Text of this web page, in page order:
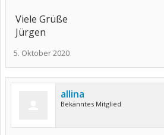
Viele Grüße
Jürgen
5. Oktober 2020
allina
Bekanntes Mitglied